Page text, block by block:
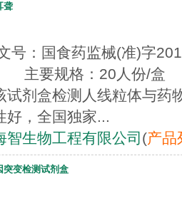
聋
号：国食药监械(准)字
要规格：20人份/盒
盒检测人线粒体与药
好，全国独家...
智生物工程有限公司 (产品
突变检测试剂盒